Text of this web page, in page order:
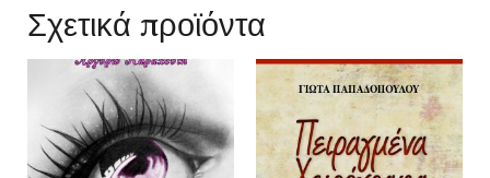
Σχετικά προϊόντα